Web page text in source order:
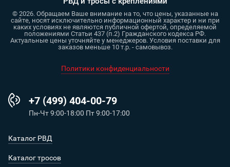
© 2026. Обращаем Ваше внимание на то, что цены, указанные на
сайте, носят исключительно информационный характер и ни при
каких условиях не являются публичной офертой, определяемой
положениями Статьи 437 (п.2) Гражданского кодекса РФ.
Актуальные цены уточняйте у менеджеров. Условия поставки для
заказов меньше 10 т.р. - самовывоз.
Политики конфиденциальности
+7 (499) 404-00-79
Пн-Чт 9:00-18:00 Пт 9:00-17:00
Каталог РВД
Каталог тросов